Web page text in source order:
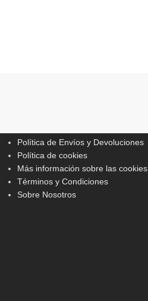
Política de Envíos y Devoluciones
Política de cookies
Más información sobre las cookies
Términos y Condiciones
Sobre Nosotros